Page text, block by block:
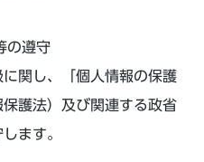
の遵守
関し、「個人情報の保護
護法）及び関連する政省
ます。